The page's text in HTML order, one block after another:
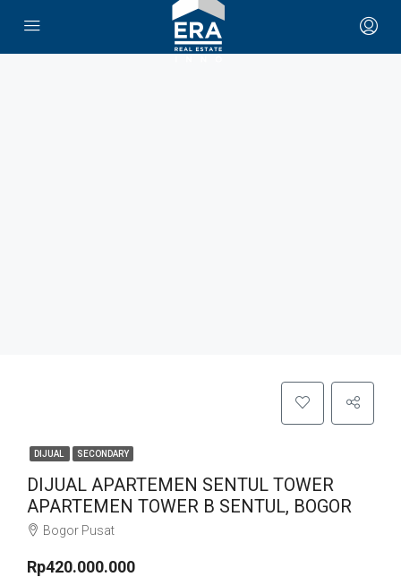
DIJUAL SECONDARY
DIJUAL APARTEMEN SENTUL TOWER
APARTEMEN TOWER B SENTUL, BOGOR
Bogor Pusat
Rp420.000.000